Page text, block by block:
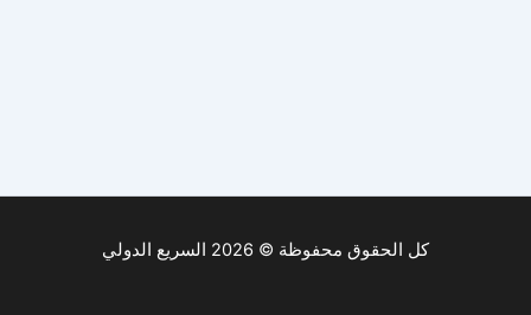
كل الحقوق محفوظة © 2026 السريع الدولي